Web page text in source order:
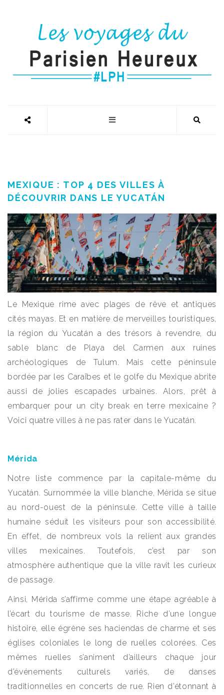
MEXIQUE : TOP 4 DES VILLES À
DÉCOUVRIR DANS LE YUCATÁN
Le Mexique rime avec plages de rêve et antiques
cités mayas. Et en matière de merveilles touristiques,
la région du Yucatán a des trésors à revendre, du
sable blanc de Playa del Carmen aux ruines
archéologiques de Tulum. Mais cette péninsule
bordée par les Caraïbes et le golfe du Mexique abrite
aussi de jolies escapades urbaines. Alors, prêt à
embarquer pour un city break en terre mexicaine ?
Voici quatre villes à ne pas rater dans le Yucatán.
Mérida
Notre liste commence par la capitale-même du
Yucatán. Surnommée la ville blanche, Mérida se situe
au nord-ouest de la péninsule. Cette ville à taille
humaine séduit les visiteurs pour son accessibilité.
En effet, de nombreux vols la relient aux grandes
villes mexicaines. Toutefois, c’est par son
atmosphère authentique que la ville ravit les curieux
de passage.
Ainsi, Mérida s’affirme comme une étape agréable à
l’écart du tourisme de masse. Riche d’une longue
histoire, elle égrène ses haciendas de charme et ses
églises coloniales le long de ruelles colorées. Ces
mêmes ruelles s’animent d’ailleurs chaque jour
d’événements culturels variés, de danses
traditionnelles en concerts de rue. Rien d’étonnant à